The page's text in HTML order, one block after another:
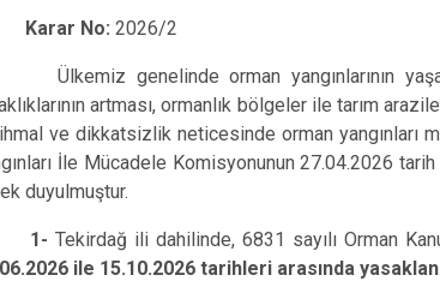
No: 2026/2
genelinde orman yangınlarının
artması, ormanlık bölgeler ile tarım
ve dikkatsizlik neticesinde orman yangınları
İle Mücadele Komisyonunun 27.04.2026
duyulmuştur.
Tekirdağ ili dahilinde, 6831 sayılı Orman
ile 15.10.2026 tarihleri arasında